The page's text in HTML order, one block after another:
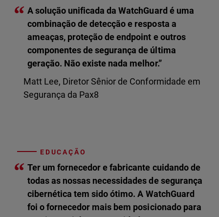
“ A solução unificada da WatchGuard é uma
combinação de detecção e resposta a
ameaças, proteção de endpoint e outros
componentes de segurança de última
geração. Não existe nada melhor.”
Matt Lee, Diretor Sênior de Conformidade em
Segurança da Pax8
EDUCAÇÃO
“ Ter um fornecedor e fabricante cuidando de
todas as nossas necessidades de segurança
cibernética tem sido ótimo. A WatchGuard
foi o fornecedor mais bem posicionado para